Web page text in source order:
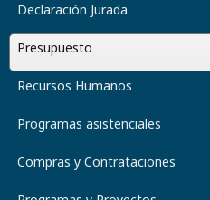
Declaración Jurada
Presupuesto
Recursos Humanos
Programas asistenciales
Compras y Contrataciones